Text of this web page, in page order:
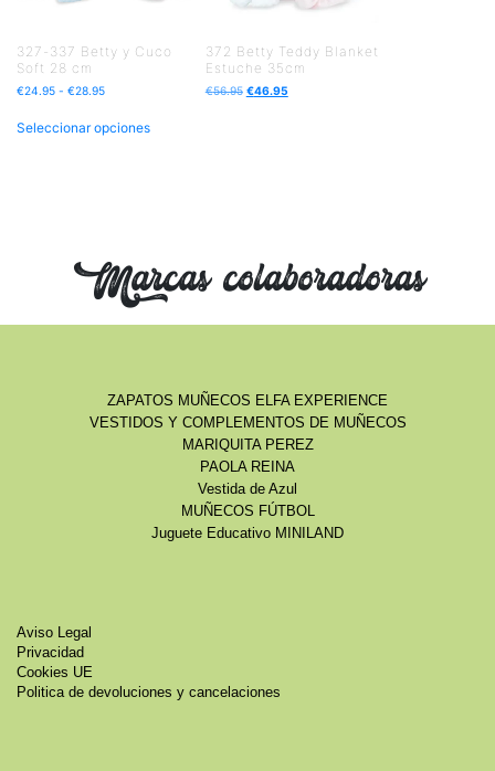
327-337 Betty y Cuco
Soft 28 cm
€24.95 - €28.95
Seleccionar opciones
372 Betty Teddy Blanket
Estuche 35cm
€56.95 €46.95
Marcas colaboradoras
ZAPATOS MUÑECOS ELFA EXPERIENCE
VESTIDOS Y COMPLEMENTOS DE MUÑECOS
MARIQUITA PEREZ
PAOLA REINA
Vestida de Azul
MUÑECOS FÚTBOL
Juguete Educativo MINILAND
Aviso Legal
Privacidad
Cookies UE
Politica de devoluciones y cancelaciones